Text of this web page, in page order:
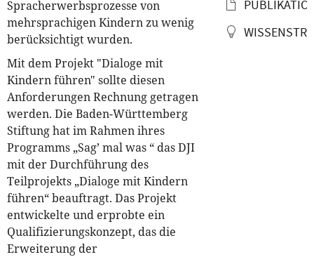
Spracherwerbsprozesse von
mehrsprachigen Kindern zu wenig
berücksichtigt wurden.
Mit dem Projekt "Dialoge mit
Kindern führen" sollte diesen
Anforderungen Rechnung getragen
werden. Die Baden-Württemberg
Stiftung hat im Rahmen ihres
Programms „Sag’ mal was “ das DJI
mit der Durchführung des
Teilprojekts „Dialoge mit Kindern
führen“ beauftragt. Das Projekt
entwickelte und erprobte ein
Qualifizierungskonzept, das die
Erweiterung der